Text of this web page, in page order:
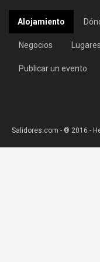
Alojamiento
Negocios Lugares
Publicar un evento
Salidores.com - ® 2016 -